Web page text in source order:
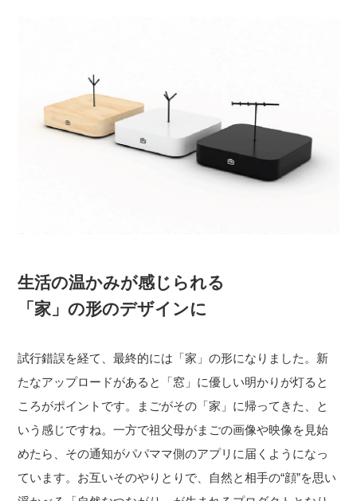
生活の温かみが感じられる
「家」の形のデザインに
試行錯誤を経て、最終的には「家」の形になりました。新
たなアップロードがあると「窓」に優しい明かりが灯ると
ころがポイントです。まごがその「家」に帰ってきた、と
いう感じですね。一方で祖父母がまごの画像や映像を見始
めたら、その通知がパパママ側のアプリに届くようになっ
ています。お互いそのやりとりで、自然と相手の“顔”を思い